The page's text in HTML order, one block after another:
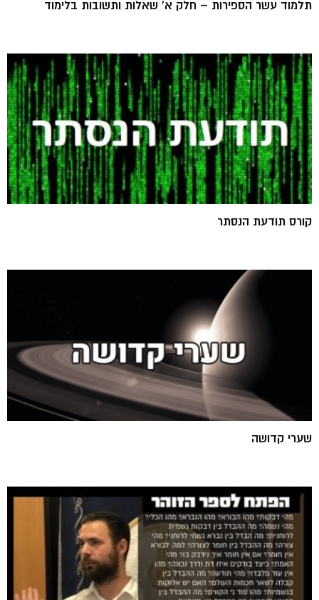
תלמוד עשר הספירות – חלק א' שאלות ותשובות בלימוד
קורס תודעת הנסתר
שערי קדושה